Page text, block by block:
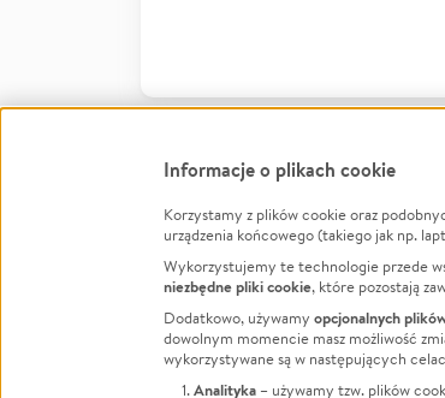
FacebookTwitter Instagram
LinkedInTikTok Youtube
Informacje o plikach cookie
Korzystamy z plików cookie oraz
urządzenia końcowego (takiego jak np.
Wykorzystujemy te technologie przede
niezbędne pliki cookie, które pozostają
Dodatkowo, używamy opcjonalnych
dowolnym momencie masz możliwość
wykorzystywane są w następujących
Analityka – używamy tzw. plików